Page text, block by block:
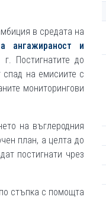
в средата на
ангажираност и
Постигнатите до
спад на емисиите с
мониторингови
на въглеродния
план, а целта до
постигнати чрез
стъпка с помощта